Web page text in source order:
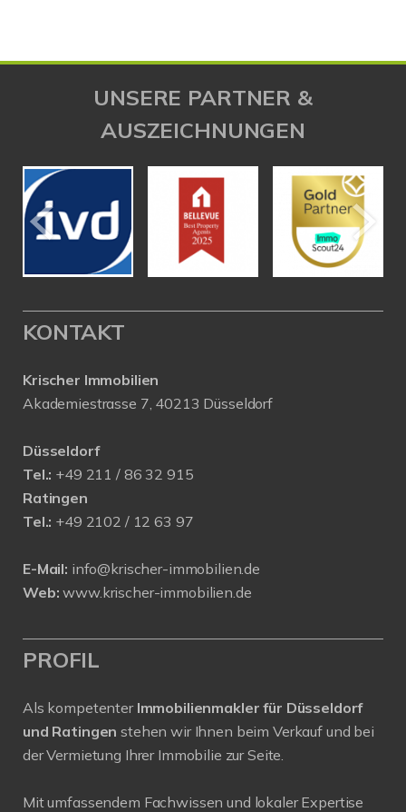
UNSERE PARTNER &
AUSZEICHNUNGEN
KONTAKT
Krischer Immobilien
Akademiestrasse 7, 40213 Düsseldorf
Düsseldorf
Tel.: +49 211 / 86 32 915
Ratingen
Tel.: +49 2102 / 12 63 97
E-Mail: info@krischer-immobilien.de
Web: www.krischer-immobilien.de
PROFIL
Als kompetenter Immobilienmakler für Düsseldorf
und Ratingen stehen wir Ihnen beim Verkauf und bei
der Vermietung Ihrer Immobilie zur Seite.
Mit umfassendem Fachwissen und lokaler Expertise